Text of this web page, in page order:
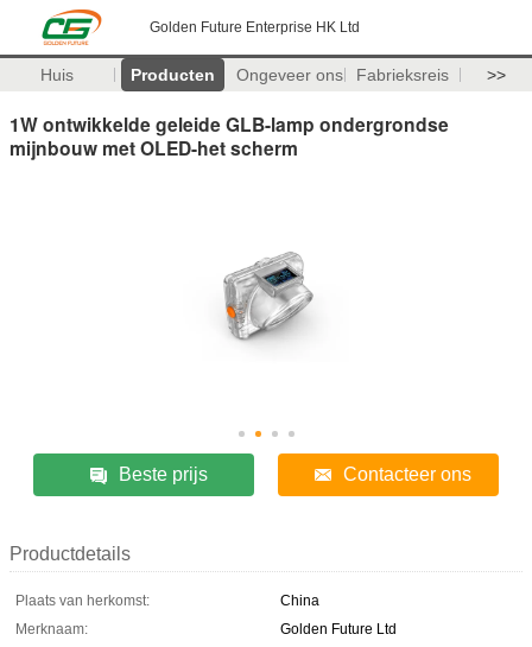
Golden Future Enterprise HK Ltd
Huis Producten Ongeveer ons Fabrieksreis >>
1W ontwikkelde geleide GLB-lamp ondergrondse
mijnbouw met OLED-het scherm
Beste prijs Contacteer ons
Productdetails
Plaats van herkomst:
China
Merknaam:
Golden Future Ltd